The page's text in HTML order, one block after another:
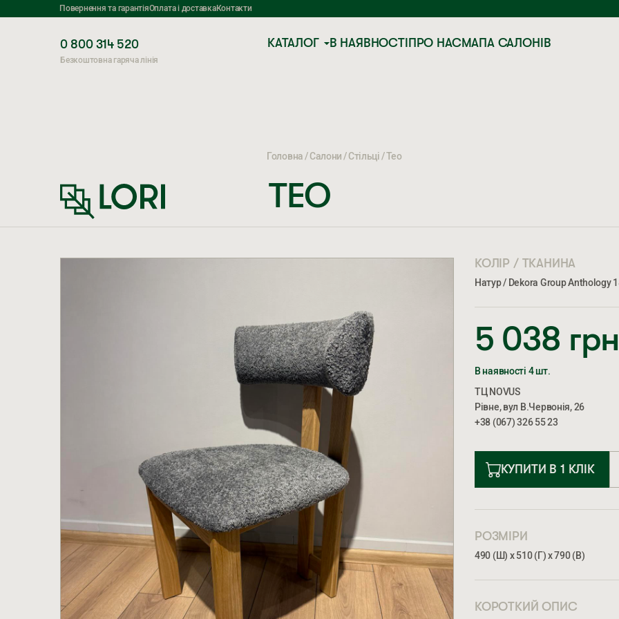
Повернення та гарантіяОплата і доставкаКонтакти
0 800 314 520
Безкоштовна гаряча лінія
КАТАЛОГ В НАЯВНОСТІ ПРО НАСМАПА САЛОНІВ
Головна Салони Стільці Тео
ТЕО
КОЛІР / ТКАНИНА
Натур / Dekora Group Anthology
5 038 грн
В наявності 4 шт.
ТЦ NOVUS
Рівне, вул В.Червонія, 26
+38 (067) 326 55 23
КУПИТИ В 1 КЛІК
РОЗМІРИ
490 (Ш) х 510 (Г) х 790 (В)
КОРОТКИЙ ОПИС